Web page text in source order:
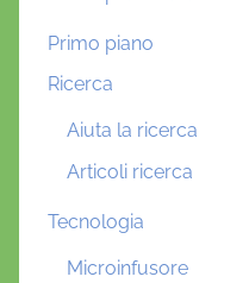
Primo piano
Ricerca
Aiuta la ricerca
Articoli ricerca
Tecnologia
Microinfusore